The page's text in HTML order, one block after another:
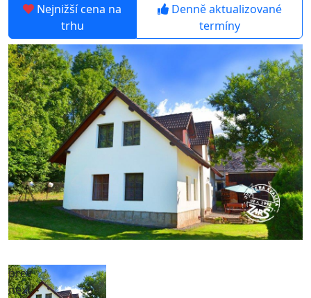
Nejnižší cena na
trhu
Denně aktualizované
termíny
prev
next